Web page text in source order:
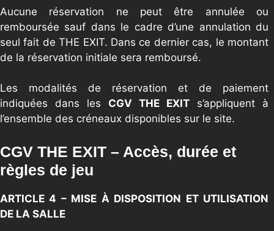
Aucune réservation ne peut être annulée ou
remboursée sauf dans le cadre d’une annulation du
seul fait de THE EXIT. Dans ce dernier cas, le montant
de la réservation initiale sera remboursé.
Les modalités de réservation et de paiement
indiquées dans les CGV THE EXIT s’appliquent à
l’ensemble des créneaux disponibles sur le site.
CGV THE EXIT – Accès, durée et
règles de jeu
ARTICLE 4 – MISE À DISPOSITION ET UTILISATION
DE LA SALLE